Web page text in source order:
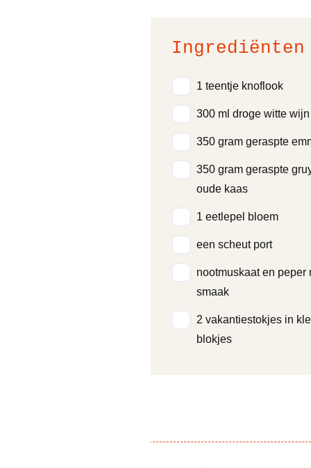
Ingrediënten
1 teentje knoflook
300 ml droge witte wijn
350 gram geraspte
350 gram geraspte
oude kaas
1 eetlepel bloem
een scheut port
nootmuskaat en peper
smaak
2 vakantiestokjes in
blokjes